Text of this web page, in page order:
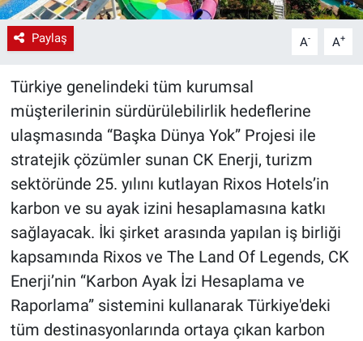
Paylaş A- A+
Türkiye genelindeki tüm kurumsal
müşterilerinin sürdürülebilirlik hedeflerine
ulaşmasında “Başka Dünya Yok” Projesi ile
stratejik çözümler sunan CK Enerji, turizm
sektöründe 25. yılını kutlayan Rixos Hotels’in
karbon ve su ayak izini hesaplamasına katkı
sağlayacak. İki şirket arasında yapılan iş birliği
kapsamında Rixos ve The Land Of Legends, CK
Enerji’nin “Karbon Ayak İzi Hesaplama ve
Raporlama” sistemini kullanarak Türkiye'deki
tüm destinasyonlarında ortaya çıkan karbon